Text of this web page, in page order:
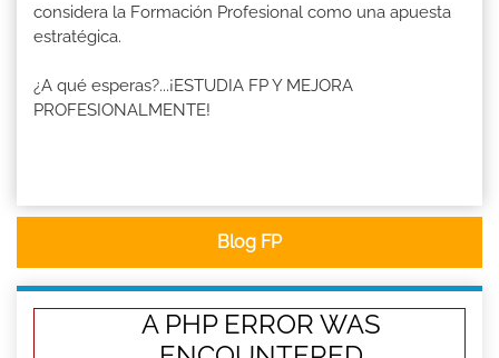
considera la Formación Profesional como una apuesta
estratégica.
¿A qué esperas?...¡ESTUDIA FP Y MEJORA
PROFESIONALMENTE!
Blog FP
A PHP ERROR WAS